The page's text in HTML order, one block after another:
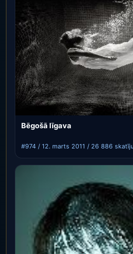
Bēgošā līgava
#974 / 12. marts 2011 / 26 886